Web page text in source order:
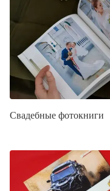
Свадебные фотокниги